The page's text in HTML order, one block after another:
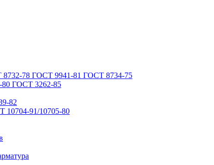
78 ГОСТ 9941-81 ГОСТ 8734-75
ГОСТ 3262-85
82
10704-91/10705-80